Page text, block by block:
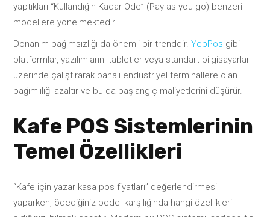
yaptıkları “Kullandığın Kadar Öde” (Pay-as-you-go) benzeri
modellere yönelmektedir.
Donanım bağımsızlığı da önemli bir trenddir. YepPos gibi
platformlar, yazılımlarını tabletler veya standart bilgisayarlar
üzerinde çalıştırarak pahalı endüstriyel terminallere olan
bağımlılığı azaltır ve bu da başlangıç maliyetlerini düşürür.
Kafe POS Sistemlerinin
Temel Özellikleri
“Kafe için yazar kasa pos fiyatları” değerlendirmesi
yaparken, ödediğiniz bedel karşılığında hangi özellikleri